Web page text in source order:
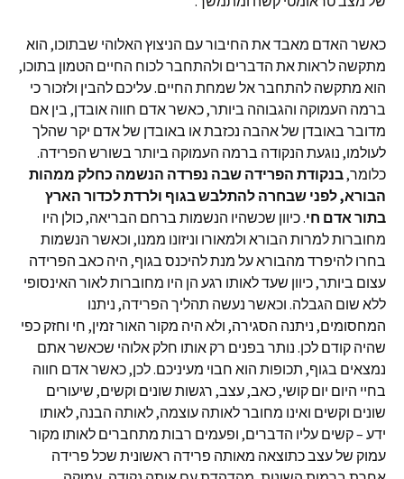
כאשר האדם מאבד את החיבור עם הניצוץ האלוהי שבתוכו, הוא
מתקשה לראות את הדברים ולהתחבר לכוח החיים הטמון בתוכו,
הוא מתקשה להתחבר אל שמחת החיים. עליכם להבין ולזכור כי
ברמה העמוקה והגבוהה ביותר, כאשר אדם חווה אובדן, בין אם
מדובר באובדן של אהבה נכזבת או באובדן של אדם יקר שהלך
לעולמו, נוגעת הנקודה ברמה העמוקה ביותר בשורש הפרידה.
כלומר,בנקודת הפרידה שבה נפרדה הנשמה כחלק ממהות
הבורא, לפני שבחרה להתלבש בגוף ולרדת לכדור הארץ
בתור אדם חי. כיוון שכשהיו הנשמות ברחם הבריאה, כולן היו
מחוברות למרות הבורא ולמאורו וניזונו ממנו, וכאשר הנשמות
בחרו להיפרד מהבורא על מנת להיכנס בגוף, היה כאב הפרידה
עצום ביותר, כיוון שעד לאותו רגע הן היו מחוברות לאור האינסופי
ללא שום הגבלה. וכאשר נעשה תהליך הפרידה, ניתנו
המחסומים, ניתנה הסגירה, ולא היה מקור האור זמין, חי וחזק כפי
שהיה קודם לכן. נותר בפנים רק אותו חלק אלוהי שכאשר אתם
נמצאים בגוף, תכופות הוא חבוי מעיניכם. לכן, כאשר אדם חווה
בחיי היום יום קושי, כאב, עצב, רגשות שונים וקשים, שיעורים
שונים וקשים ואינו מחובר לאותה עוצמה, לאותה הבנה, לאותו
ידע – קשים עליו הדברים, ופעמים רבות מתחברים לאותו מקור
עמוק של עצב כתוצאה מאותה פרידה ראשונית שכל פרידה